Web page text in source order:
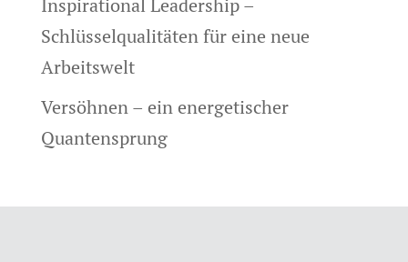
Inspirational Leadership –
Schlüsselqualitäten für eine neue
Arbeitswelt
Versöhnen – ein energetischer
Quantensprung